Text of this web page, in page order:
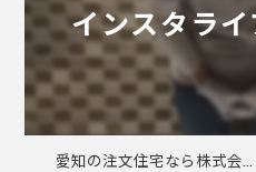
インスタラ
愛知の注文住宅なら株式会社マルコーホーム